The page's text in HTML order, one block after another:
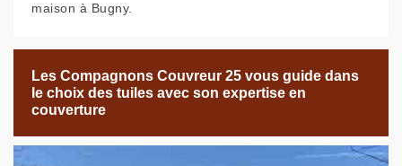
maison à Bugny.
Les Compagnons Couvreur 25 vous guide dans
le choix des tuiles avec son expertise en
couverture